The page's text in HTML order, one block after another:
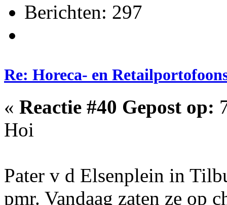
Berichten: 297
Re: Horeca- en
« Reactie #40 Gepost op:
Hoi
Pater v d Elsenplein in
pmr. Vandaag zaten ze op